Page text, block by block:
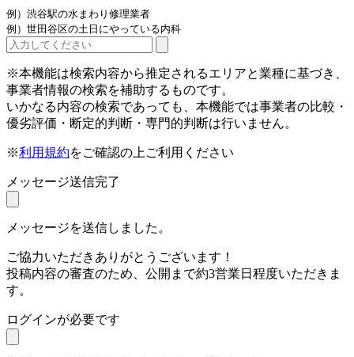
例）渋谷駅の水まわり修理業者
例）世田谷区の土日にやっている内科
※本機能は検索内容から推定されるエリアと業種に基づき、
事業者情報の検索を補助するものです。
いかなる内容の検索であっても、本機能では事業者の比較・
優劣評価・断定的判断・専門的判断は行いません。
※利用規約をご確認の上ご利用ください
メッセージ送信完了
メッセージを送信しました。
ご協力いただきありがとうございます！
投稿内容の審査のため、公開まで約3営業日程度いただきま
す。
ログインが必要です